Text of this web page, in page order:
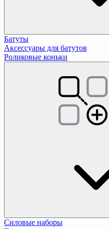
Батуты
Аксессуары для батутов
Роликовые коньки
Силовые наборы